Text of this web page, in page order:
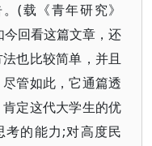
(载《青年研究》
回看这篇文章，还
也比较简单，并且
管如此，它通篇透
定这代大学生的优
考的能力;对高度民